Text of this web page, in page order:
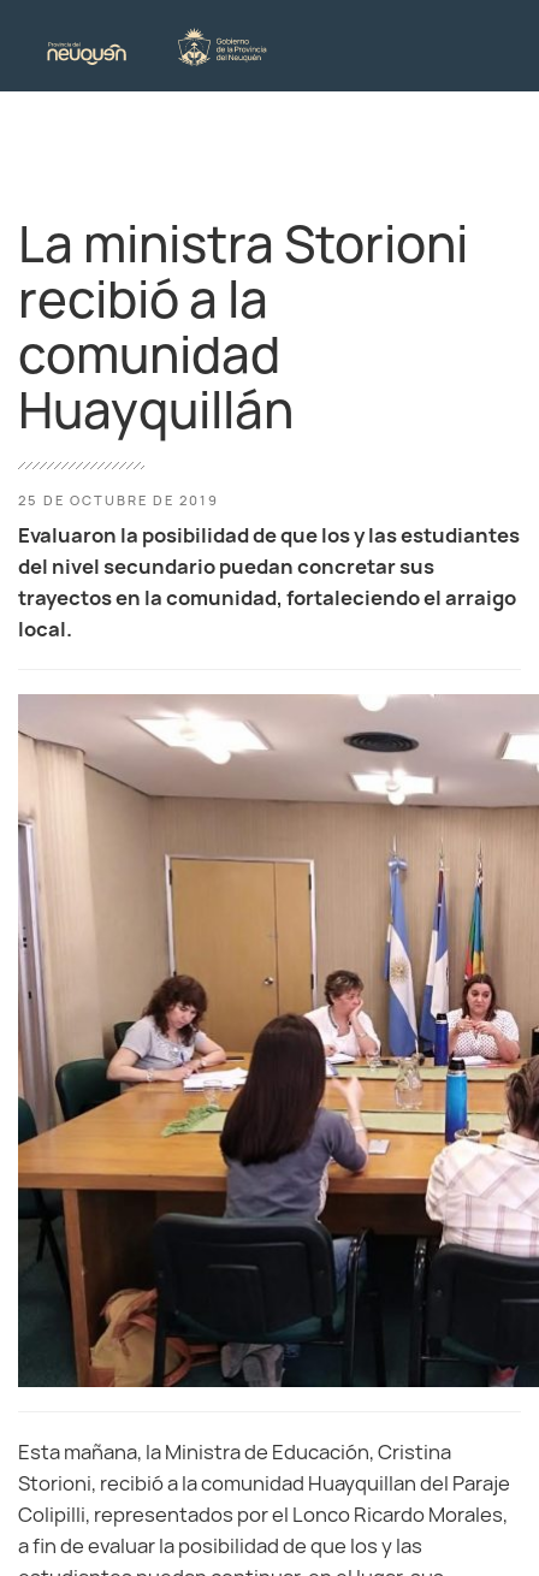
La ministra Storioni
recibió a la
comunidad
Huayquillán
25 DE OCTUBRE DE 2019
Evaluaron la posibilidad de que los y las estudiantes
del nivel secundario puedan concretar sus
trayectos en la comunidad, fortaleciendo el arraigo
local.
Esta mañana, la Ministra de Educación, Cristina
Storioni, recibió a la comunidad Huayquillan del Paraje
Colipilli, representados por el Lonco Ricardo Morales,
a fin de evaluar la posibilidad de que los y las